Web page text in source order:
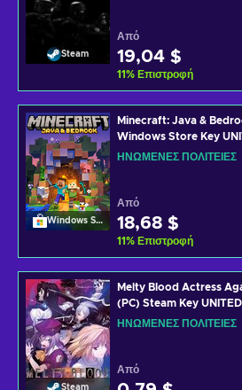
Steam
Από
19,04 $
11% Επιστροφή
Windows Store
Minecraft: Java &
Windows Store Key
ΗΝΩΜΈΝΕΣ ΠΟΛΙΤΕΊΕΣ
Από
18,68 $
11% Επιστροφή
Steam
Melty Blood Actress
(PC) Steam Key
ΗΝΩΜΈΝΕΣ ΠΟΛΙΤΕΊΕΣ
Από